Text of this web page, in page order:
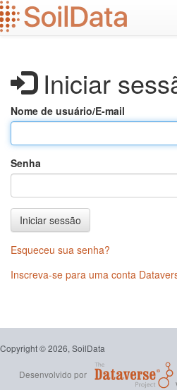
Ir
para
o
Iniciar
Nome de usuário/E-mail
Senha
Iniciar sessão
Esqueceu sua senha?
Inscreva-se para uma conta
Copyright © 2026, SoilData
Desenvolvido por